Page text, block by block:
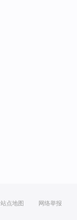
站点地图 网络举报